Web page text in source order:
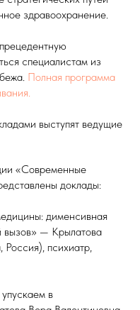
здравоохранение.
специалистам из
Полная программа
выступят ведущие
«Современные
доклады:
дименсивная
вызов» — Крылатова
психиатр,
в